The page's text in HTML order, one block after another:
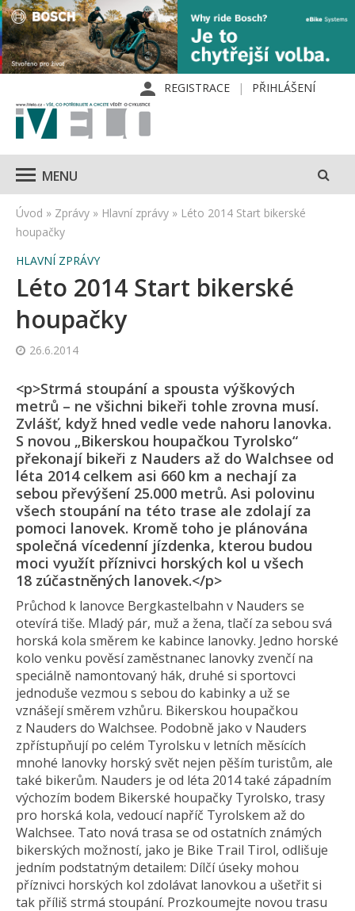
REGISTRACE PŘIHLÁŠENÍ
MENU
Úvod » Zprávy » Hlavní zprávy » Léto 2014 Start bikerské
houpačky
HLAVNÍ ZPRÁVY
Léto 2014 Start bikerské
houpačky
26.6.2014
<p>Strmá stoupání a spousta výškových
metrů – ne všichni bikeři tohle zrovna musí.
Zvlášť, když hned vedle vede nahoru lanovka.
S novou „Bikerskou houpačkou Tyrolsko“
překonají bikeři z Nauders až do Walchsee od
léta 2014 celkem asi 660 km a nechají za
sebou převýšení 25.000 metrů. Asi polovinu
všech stoupání na této trase ale zdolají za
pomoci lanovek. Kromě toho je plánována
společná vícedenní jízdenka, kterou budou
moci využít příznivci horských kol u všech
18 zúčastněných lanovek.</p>
Průchod k lanovce Bergkastelbahn v Nauders se
otevírá tiše. Mladý pár, muž a žena, tlačí za sebou svá
horská kola směrem ke kabince lanovky. Jedno horské
kolo venku pověsí zaměstnanec lanovky zvenčí na
speciálně namontovaný hák, druhé si sportovci
jednoduše vezmou s sebou do kabinky a už se
vznášejí směrem vzhůru. Bikerskou houpačkou
z Nauders do Walchsee. Podobně jako v Nauders
zpřístupňují po celém Tyrolsku v letních měsících
mnohé lanovky horský svět nejen pěším turistům, ale
také bikerům. Nauders je od léta 2014 také západním
výchozím bodem Bikerské houpačky Tyrolsko, trasy
pro horská kola, vedoucí napříč Tyrolskem až do
Walchsee. Tato nová trasa se od ostatních známých
bikerských možností, jako je Bike Trail Tirol, odlišuje
jedním podstatným detailem: Dílčí úseky mohou
příznivci horských kol zdolávat lanovkou a ušetřit si
tak příliš strmá stoupání. Prozkoumejte novou trasu